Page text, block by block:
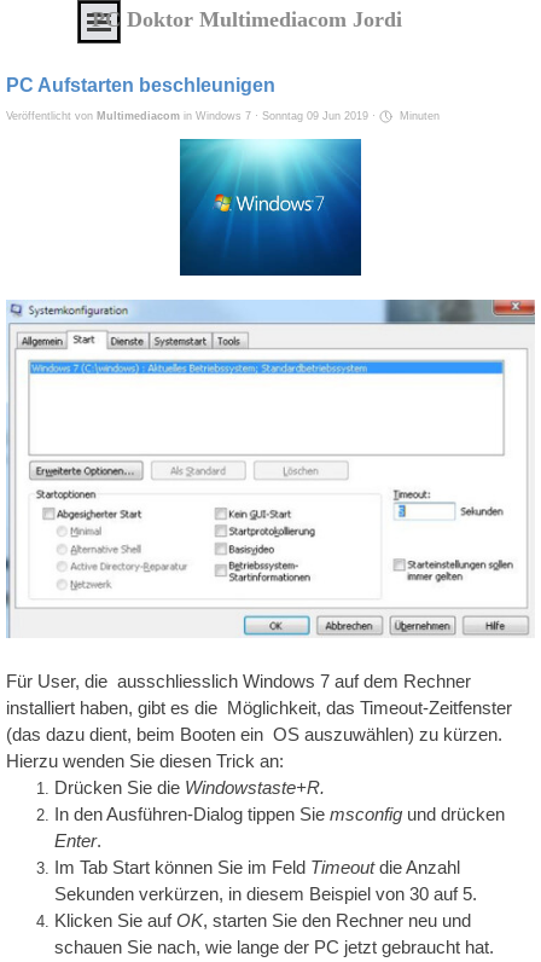
Direkt zum SeiteninhaltPC Doktor Multimediacom Jordi
IT
Service
von
Hand
zu
Service
-
Qualität
-
Menü überspringen
PC Aufstarten beschleunigen
Veröffentlicht von Multimediacom in Windows 7 · Sonntag 09 Jun 2019 · Minuten
Für User, die ausschliesslich Windows 7 auf dem Rechner
installiert haben, gibt es die Möglichkeit, das Timeout-Zeitfenster
(das dazu dient, beim Booten ein OS auszuwählen) zu kürzen.
Hierzu wenden Sie diesen Trick an:
Drücken Sie die Windowstaste+R.
In den Ausführen-Dialog tippen Sie msconfig und drücken
Enter.
Im Tab Start können Sie im Feld Timeoutdie Anzahl
Sekunden verkürzen, in diesem Beispiel von 30 auf 5.
Klicken Sie aufOK, starten Sie den Rechner neu und
schauen Sie nach, wie lange der PC jetzt gebraucht hat.